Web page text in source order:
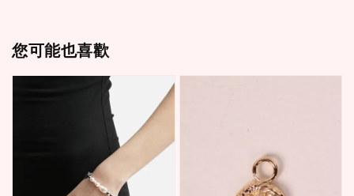
您可能也喜歡